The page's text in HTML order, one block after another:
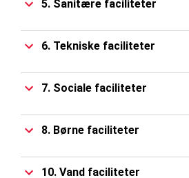
5. Sanitære faciliteter
6. Tekniske faciliteter
7. Sociale faciliteter
8. Børne faciliteter
10. Vand faciliteter